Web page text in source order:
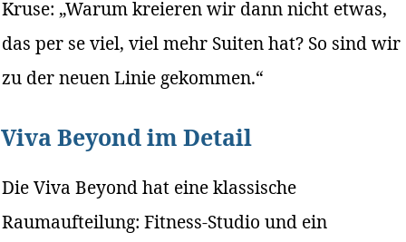
Kruse: „Warum kreieren wir dann nicht etwas,
das per se viel, viel mehr Suiten hat? So sind wir
zu der neuen Linie gekommen.“
Viva Beyond im Detail
Die Viva Beyond hat eine klassische
Raumaufteilung: Fitness-Studio und ein